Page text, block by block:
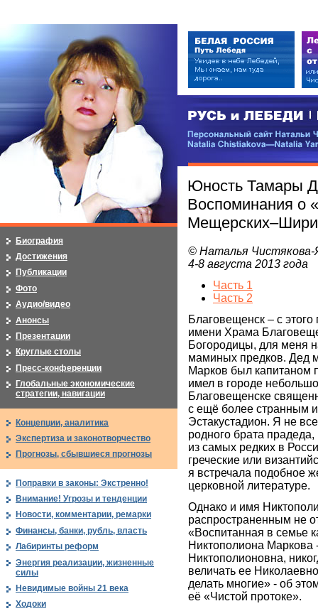
РУСЬ и ЛЕБЕДИ | RUSI —
Персональный сайт Натальи
Юность Тамары
Воспоминания о
© Наталья Чистякова-
4-8 августа 2013 года
Часть 1
Часть 2
Благовещенск – с этого
имени Храма
Богородицы, для меня
маминых предков. Дед
Марков был капитаном
имел в городе
Благовещенске
с ещё более странным
Эстакустадион. Я не
родного брата
из самых редких в
греческие или
я встречала подобное
церковной литературе.
Однако и имя
распространенным не
«Воспитанная в семье
Никтополиона Маркова
Никтополионовна,
величать ее
делать многие» - об
её «Чистой протоке».
Биография
Достижения
Публикации
Фото
Аудио/видео
Анонсы
Презентации
Круглые столы
Пресс-конференции
Глобальные экономические
стратегии, навигации
Концепции, аналитика
Экспертиза и законотворчество
Прогнозы, сбывшиеся прогнозы
Поправки в законы: Экстренно!
Внимание! Угрозы и тенденции
Новости, комментарии, ремарки
Финансы, банки, рубль, власть
Лабиринты реформ
Энергия реализации, жизненные
силы
Невидимые войны 21 века
Ходоки